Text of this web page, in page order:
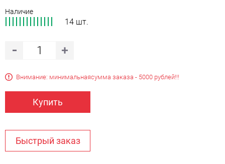
Наличие
14 шт.
Внимание: минимальнаясумма заказа - 5000 рублей!!!
Купить
Быстрый заказ